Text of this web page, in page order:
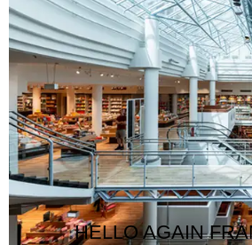
HELLO AGAIN